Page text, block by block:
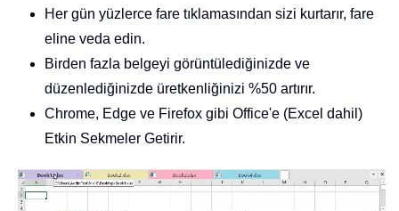
Her gün yüzlerce fare tıklamasından sizi kurtarır, fare
eline veda edin.
Birden fazla belgeyi görüntülediğinizde ve
düzenlediğinizde üretkenliğinizi %50 artırır.
Chrome, Edge ve Firefox gibi Office'e (Excel dahil)
Etkin Sekmeler Getirir.